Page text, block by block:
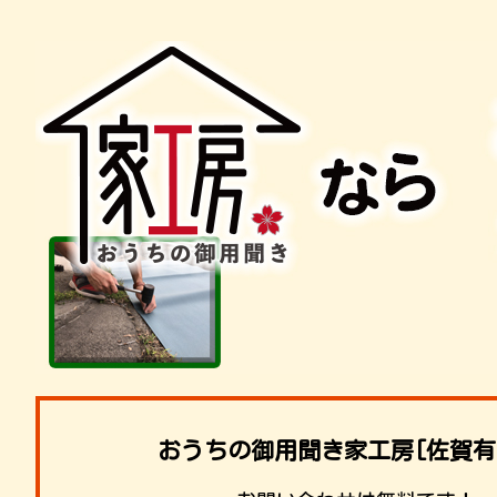
おうちの御用聞き家工房[佐賀